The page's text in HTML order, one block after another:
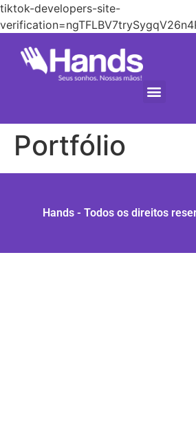
tiktok-developers-site-
Portfólio
Hands - Todos os direitos